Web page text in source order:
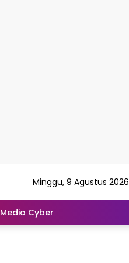
Minggu, 9 Agustus 2026
Media Cyber